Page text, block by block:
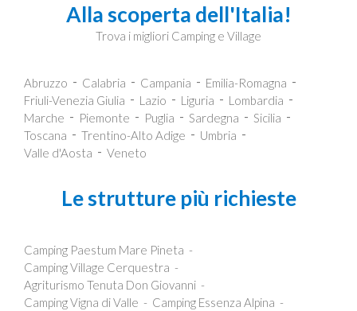
Alla scoperta dell'Italia!
Trova i migliori Camping e Village
Abruzzo Calabria Campania
Emilia-Romagna
Friuli-Venezia Giulia
Lazio Liguria
Lombardia
Marche
Piemonte Puglia Sardegna
Sicilia
Toscana
Trentino-Alto Adige
Umbria
Valle d'Aosta
Veneto
Le strutture più richieste
Camping Paestum Mare Pineta
Camping Village Cerquestra
Agriturismo Tenuta Don Giovanni
Camping Vigna di Valle
Camping Essenza Alpina